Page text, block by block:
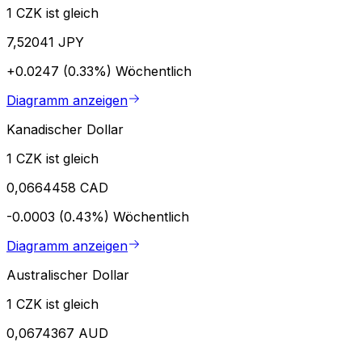
1 CZK ist gleich
7,52041 JPY
+0.0247 (0.33%) Wöchentlich
Diagramm anzeigen
Kanadischer Dollar
1 CZK ist gleich
0,0664458 CAD
-0.0003 (0.43%) Wöchentlich
Diagramm anzeigen
Australischer Dollar
1 CZK ist gleich
0,0674367 AUD